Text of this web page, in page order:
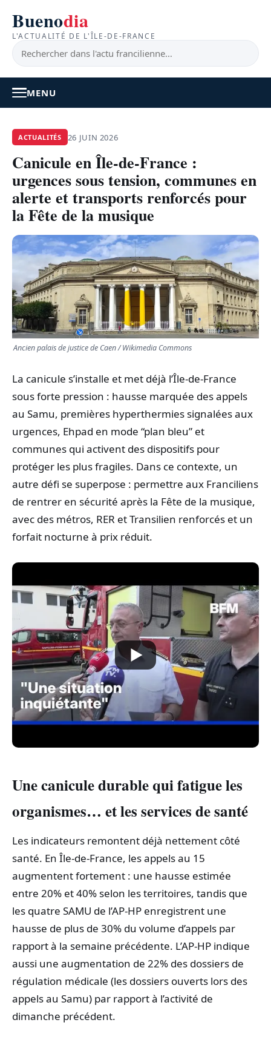
Buenodia
L'ACTUALITÉ DE L'ÎLE-DE-FRANCE
MENU
ACTUALITÉ
BONS PLANS
FEEL GOOD
FAITS DIVERS
TRANSPORTS
ÉCONOMIE
SPORT
SCIENCES & TECH
ACTUALITÉS 26 JUIN 2026
Canicule en Île-de-France :
urgences sous tension, communes en
alerte et transports renforcés pour
la Fête de la musique
Ancien palais de justice de Caen / Wikimedia Commons
La canicule s’installe et met déjà l’Île-de-France
sous forte pression : hausse marquée des appels
au Samu, premières hyperthermies signalées aux
urgences, Ehpad en mode “plan bleu” et
communes qui activent des dispositifs pour
protéger les plus fragiles. Dans ce contexte, un
autre défi se superpose : permettre aux Franciliens
de rentrer en sécurité après la Fête de la musique,
avec des métros, RER et Transilien renforcés et un
forfait nocturne à prix réduit.
Une canicule durable qui fatigue les
organismes… et les services de santé
Les indicateurs remontent déjà nettement côté
santé. En Île-de-France, les appels au 15
augmentent fortement : une hausse estimée
entre 20% et 40% selon les territoires, tandis que
les quatre SAMU de l’AP-HP enregistrent une
hausse de plus de 30% du volume d’appels par
rapport à la semaine précédente. L’AP-HP indique
aussi une augmentation de 22% des dossiers de
régulation médicale (les dossiers ouverts lors des
appels au Samu) par rapport à l’activité de
dimanche précédent.